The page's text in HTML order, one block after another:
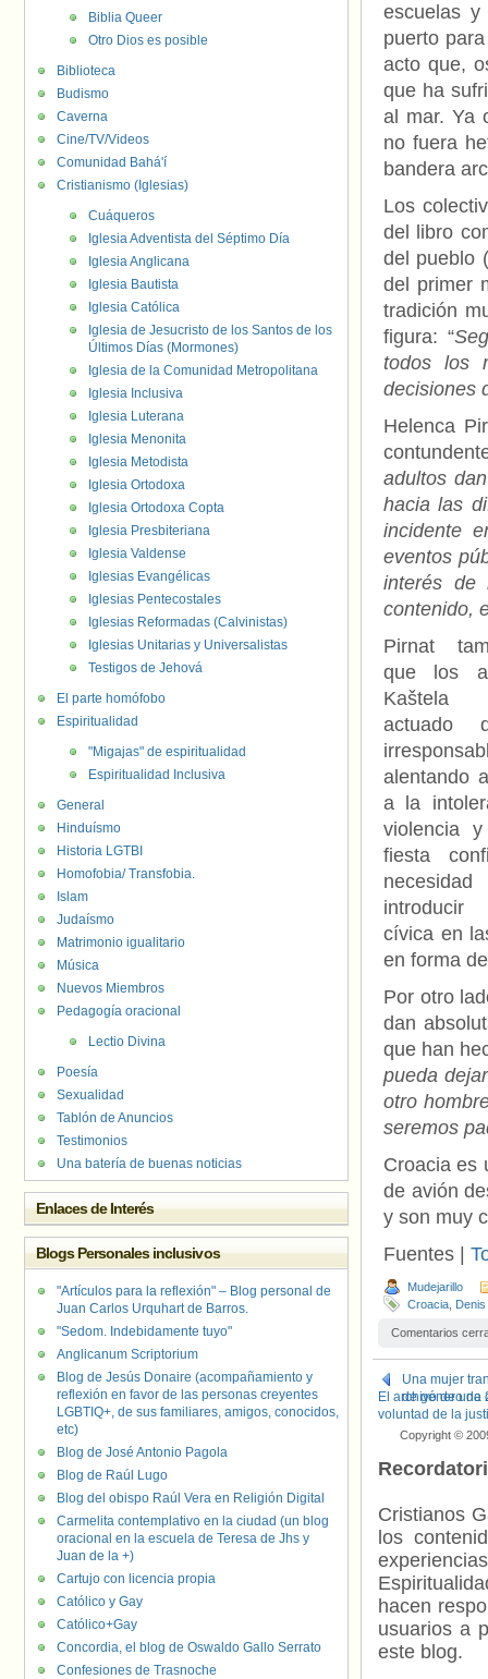
escuelas
puerto
acto que,
que ha
al mar. Ya
no fuera
bandera
Los
del libro
del pueblo
del primer
tradición
figura: “
todos los
decisiones
Helenca
adultos
hacia las
incidente
eventos
interés de
contenido,
Pirnat
que los
actuado
alentando
a la
violencia
fiesta
introducir
cívica en
en forma
Por otro
dan
que han
pueda
otro
seremos
Croacia es
de avión
y son muy
Fuentes |
Mudejarillo
Croacia
Comentarios
Una mujer
de género de
El archivo de una
voluntad de la
Copyright ©
Cristianos
los
hacen
usuarios a
este blog.
Biblia Queer
Otro Dios es posible
Biblioteca
Budismo
Caverna
Cine/TV/Videos
Comunidad Bahá'í
Cristianismo (Iglesias)
Cuáqueros
Iglesia Adventista del Séptimo Día
Iglesia Anglicana
Iglesia Bautista
Iglesia Católica
Iglesia de Jesucristo de los Santos de los
Últimos Días (Mormones)
Iglesia de la Comunidad Metropolitana
Iglesia Inclusiva
Iglesia Luterana
Iglesia Menonita
Iglesia Metodista
Iglesia Ortodoxa
Iglesia Ortodoxa Copta
Iglesia Presbiteriana
Iglesia Valdense
Iglesias Evangélicas
Iglesias Pentecostales
Iglesias Reformadas (Calvinistas)
Iglesias Unitarias y Universalistas
Testigos de Jehová
El parte homófobo
Espiritualidad
"Migajas" de espiritualidad
Espiritualidad Inclusiva
General
Hinduísmo
Historia LGTBI
Homofobia/ Transfobia.
Islam
Judaísmo
Matrimonio igualitario
Música
Nuevos Miembros
Pedagogía oracional
Lectio Divina
Poesía
Sexualidad
Tablón de Anuncios
Testimonios
Una batería de buenas noticias
Enlaces de Interés
Blogs Personales inclusivos
"Artículos para la reflexión" – Blog personal de
Juan Carlos Urquhart de Barros.
"Sedom. Indebidamente tuyo"
Anglicanum Scriptorium
Blog de Jesús Donaire (acompañamiento y
reflexión en favor de las personas creyentes
LGBTIQ+, de sus familiares, amigos, conocidos,
etc)
Blog de José Antonio Pagola
Blog de Raúl Lugo
Blog del obispo Raúl Vera en Religión Digital
Carmelita contemplativo en la ciudad (un blog
oracional en la escuela de Teresa de Jhs y
Juan de la +)
Cartujo con licencia propia
Católico y Gay
Católico+Gay
Concordia, el blog de Oswaldo Gallo Serrato
Confesiones de Trasnoche